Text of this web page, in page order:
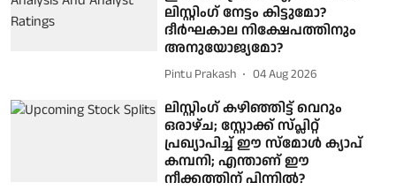
ലിസ്റ്റിംഗ് നേട്ടം കിട്ടുമോ?
ദീർഘകാല നിക്ഷേപത്തിനും
അനുയോജ്യമോ?
Pintu Prakash 04 Aug 2026
ലിസ്റ്റിംഗ് കഴിഞ്ഞിട്ട് വെറും
ഒരാഴ്ച; ​സ്റ്റോക്ക് സ്പ്ലിറ്റ്
പ്രഖ്യാപിച്ച് ഈ സ്മോൾ ക്യാപ്
കമ്പനി; എന്താണ് ഈ
നീക്കത്തിന് പിന്നിൽ?